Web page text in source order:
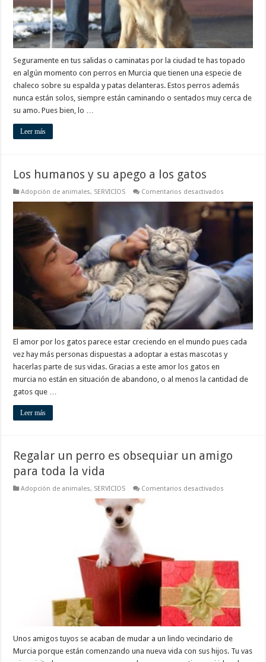
Seguramente en tus salidas o caminatas por la ciudad te has topado
en algún momento con perros en Murcia que tienen una especie de
chaleco sobre su espalda y patas delanteras. Estos perros además
nunca están solos, siempre están caminando o sentados muy cerca de
su amo. Pues bien, lo …
Leer más
Los humanos y su apego a los gatos
Adopción de animales, SERVICIOS Comentarios desactivados
humanos
El amor por los gatos parece estar creciendo en el mundo pues cada
vez hay más personas dispuestas a adoptar a estas mascotas y
hacerlas parte de sus vidas. Gracias a este amor los gatos en
murcia no están en situación de abandono, o al menos la cantidad de
gatos que …
Leer más
Regalar un perro es obsequiar un amigo
para toda la vida
Adopción de animales, SERVICIOS Comentarios desactivados
la
vida
Unos amigos tuyos se acaban de mudar a un lindo vecindario de
Murcia porque están comenzando una nueva vida con sus hijos. Tu vas